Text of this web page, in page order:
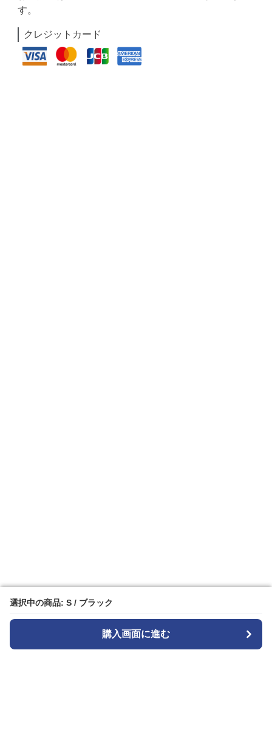
選択中の商品: S / ブラック
購入画面に進む
選択中の商品: S / ブラック
購入画面に進む
す。
クレジットカード